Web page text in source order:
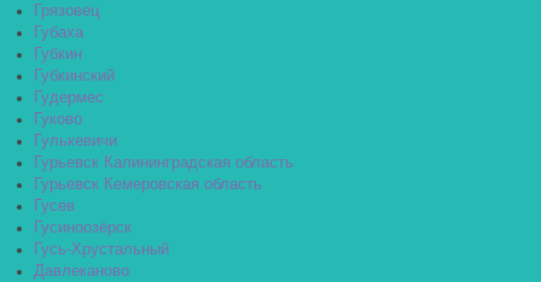
Грязовец
Губаха
Губкин
Губкинский
Гудермес
Гуково
Гулькевичи
Гурьевск Калининградская область
Гурьевск Кемеровская область
Гусев
Гусиноозёрск
Гусь-Хрустальный
Давлеканово